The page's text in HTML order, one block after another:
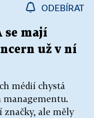
ODEBÍRAT
se mají
už v ní
médií chystá
managementu.
ale měly